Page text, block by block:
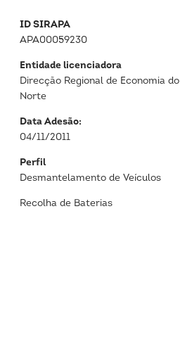
ID SIRAPA
APA00059230
Entidade licenciadora
Direcção Regional de Economia do
Norte
Data Adesão:
04/11/2011
Perfil
Desmantelamento de Veículos
Recolha de Baterias